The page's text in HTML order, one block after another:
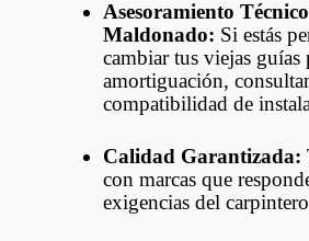
Asesoramiento
Maldonado: Si estás
cambiar tus viejas guías
amortiguación,
compatibilidad de
Calidad Garantizada:
con marcas que
exigencias del